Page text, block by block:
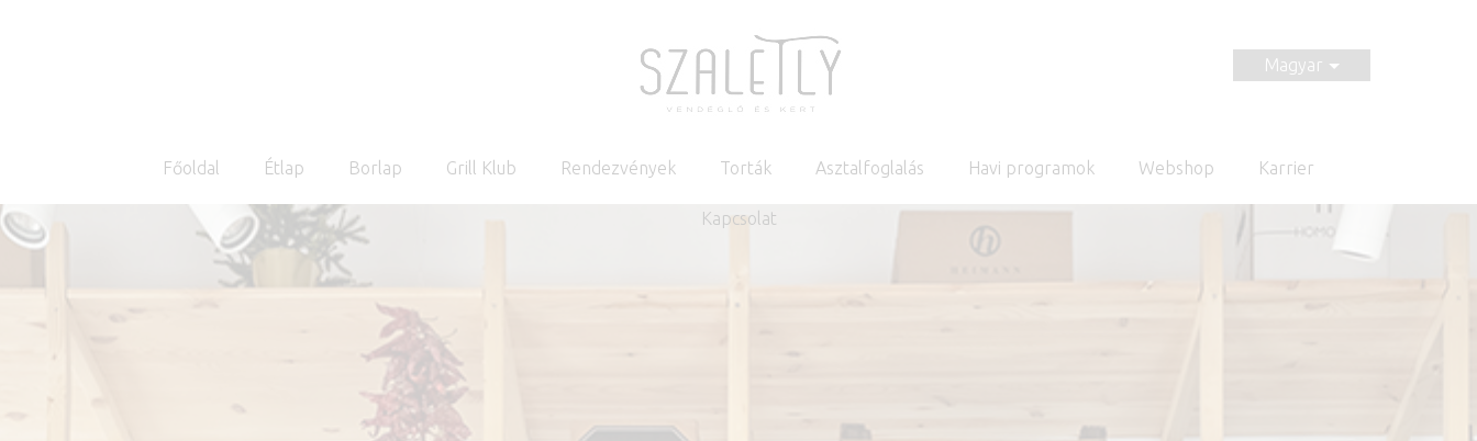
Főoldal Étlap Borlap Grill Klub Rendezvények Torták Asztalfoglalás Havi programok Webshop Karrier
Kapcsolat
Magyar